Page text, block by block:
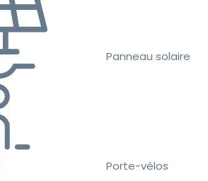
Panneau solaire
Porte-vélos